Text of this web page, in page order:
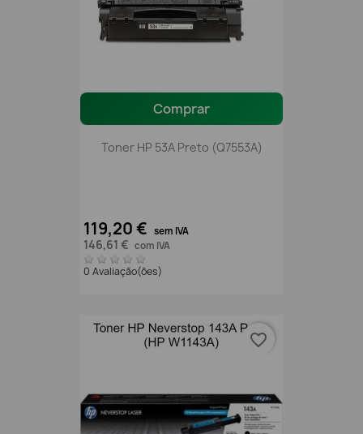
Comprar
Toner HP 53A Preto (Q7553A)
119,20 € sem IVA
146,61 € com IVA
0 Avaliação(ões)
favorite_border